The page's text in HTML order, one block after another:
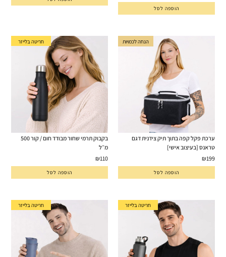
הוספה לסל
הנחה לכמויות
ערכת פקל קפה בתוך תיק צידנית דגם
טראנס [בעיצוב אישי]
₪199
הוספה לסל
חריטה בלייזר
בקבוק תרמי שחור מבודד חום / קור 500
מ״ל
₪110
הוספה לסל
חריטה בלייזר חריטה בלייזר